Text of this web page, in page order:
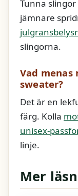
Tunna
jämnare
slingorna.
Vad
sweater?
Det är en
färg. Kolla
unisex-
linje.
Mer